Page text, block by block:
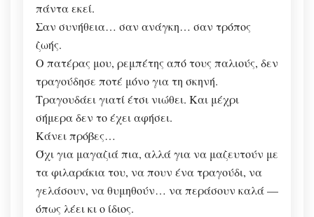
πάντα εκεί.
Σαν συνήθεια… σαν ανάγκη… σαν τρόπος
ζωής.
Ο πατέρας μου, ρεμπέτης από τους παλιούς, δεν
τραγούδησε ποτέ μόνο για τη σκηνή.
Τραγουδάει γιατί έτσι νιώθει. Και μέχρι
σήμερα δεν το έχει αφήσει.
Κάνει πρόβες…
Όχι για μαγαζιά πια, αλλά για να μαζευτούν με
τα φιλαράκια του, να πουν ένα τραγούδι, να
γελάσουν, να θυμηθούν… να περάσουν καλά —
όπως λέει κι ο ίδιος.